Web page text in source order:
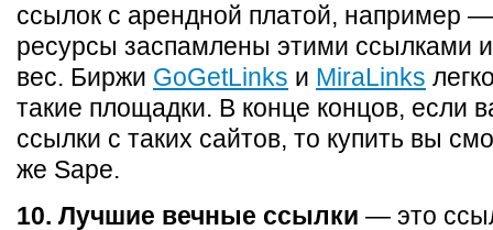
ссылок с арендной платой, например
ресурсы заспамлены этими ссылками
вес. Биржи GoGetLinks и MiraLinks
такие площадки. В конце концов, если
ссылки с таких сайтов, то купить вы
же Sape.
10. Лучшие вечные ссылки — это